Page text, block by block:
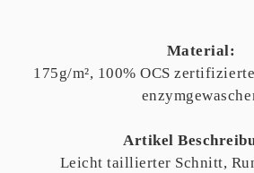
Material:
175g/m², 100% OCS
Artikel
Leicht taillierter Schnitt,